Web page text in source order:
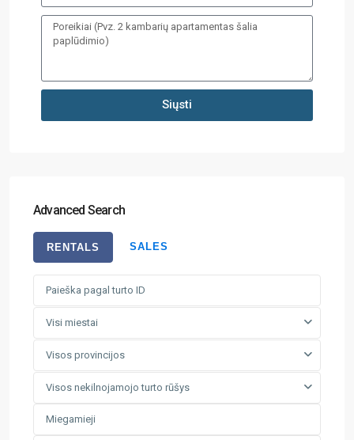
Siųsti
Advanced Search
RENTALS SALES
Visi miestai
Visos provincijos
Visos nekilnojamojo turto rūšys